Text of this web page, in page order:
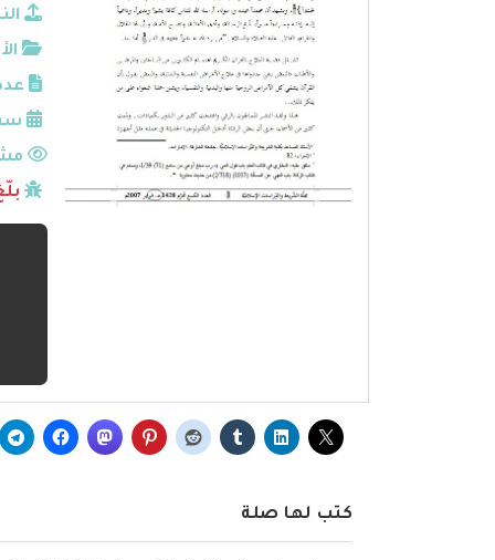
كتب لها صلة